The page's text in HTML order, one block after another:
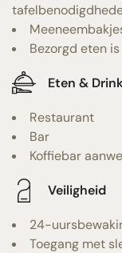
Bezorgd eten
Eten &
Restaurant
Bar
Koffiebar
Veiligheid
24-
Toegang met